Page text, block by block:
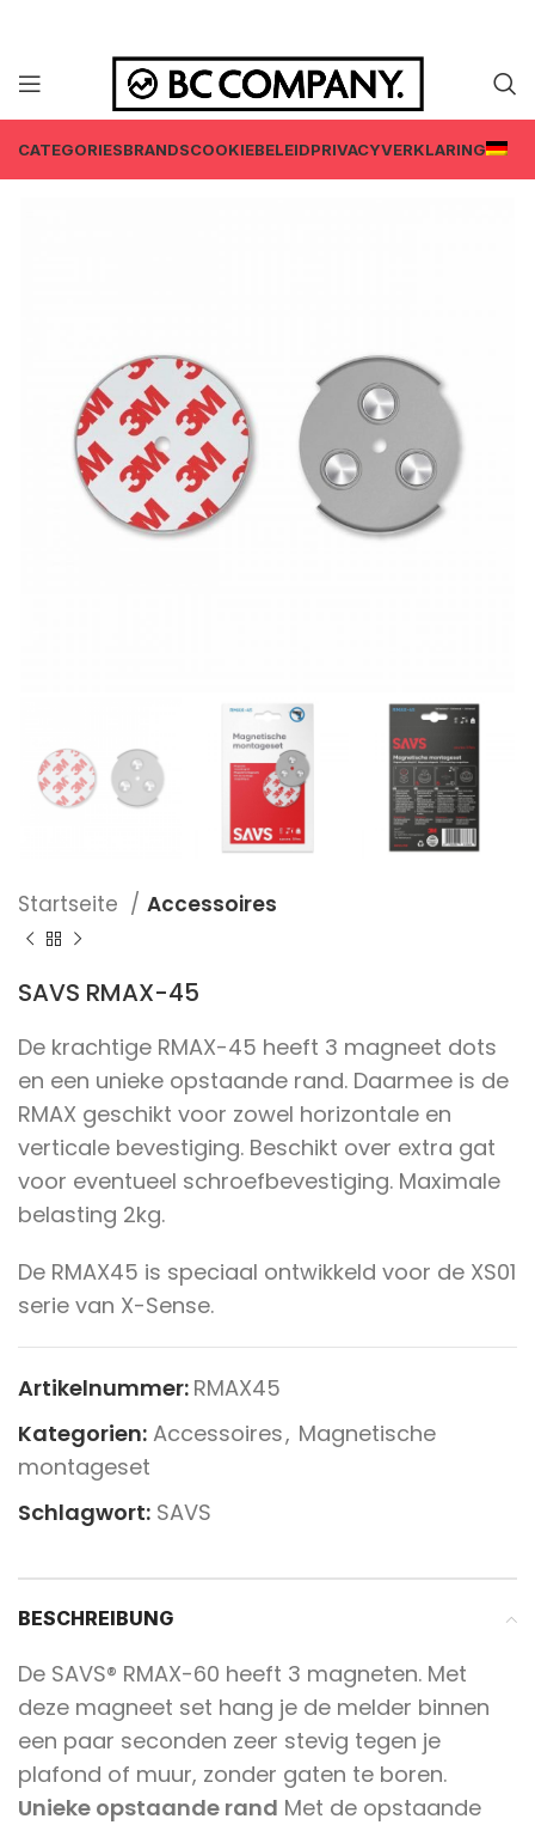
CATEGORIESBRANDSCOOKIEBELEIDPRIVACYVERKLARING
Startseite Accessoires
SAVS RMAX-45
De krachtige RMAX-45 heeft 3 magneet dots
en een unieke opstaande rand. Daarmee is de
RMAX geschikt voor zowel horizontale en
verticale bevestiging. Beschikt over extra gat
voor eventueel schroefbevestiging. Maximale
belasting 2kg.
De RMAX45 is speciaal ontwikkeld voor de XS01
serie van X-Sense.
Artikelnummer: RMAX45
Kategorien: Accessoires, Magnetische
montageset
Schlagwort: SAVS
BESCHREIBUNG
De SAVS® RMAX-60 heeft 3 magneten. Met
deze magneet set hang je de melder binnen
een paar seconden zeer stevig tegen je
plafond of muur, zonder gaten te boren.
Unieke opstaande rand Met de opstaande